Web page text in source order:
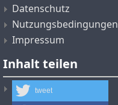
Datenschutz
Nutzungsbedingungen
Impressum
Inhalt teilen
tweet